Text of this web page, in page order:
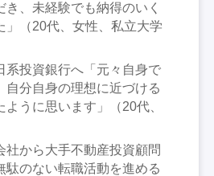
、未経験でも納得のいく
」（20代、女性、私立大学
系投資銀行へ「元々自身で
自分自身の理想に近づける
うに思います」（20代、
社から大手不動産投資顧問
駄のない転職活動を進める